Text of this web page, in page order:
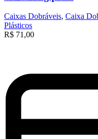
Caixas Dobráveis, Caixa
Plásticos
R$ 71,00